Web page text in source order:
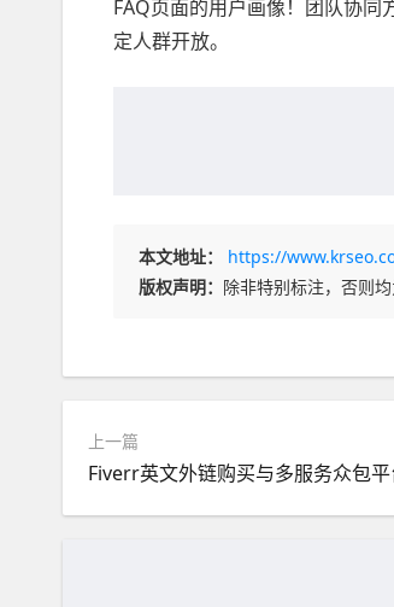
FAQ页面的用户画像！团队协
定人群开放。
本文地址：
https://
版权声明： 除非特别标注，否则
上一篇
Fiverr英文外链购买与多服务众包平